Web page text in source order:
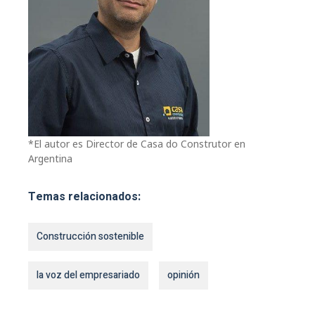
*El autor es Director de Casa do Construtor en
Argentina
Temas relacionados:
Construcción sostenible
la voz del empresariado opinión